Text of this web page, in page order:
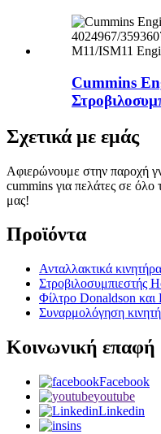
Cummins
Σχετικά με εμάς
Αφιερώνουμε στην παροχή
cummins για πελάτες σε όλο
μας!
Προϊόντα
Ανταλλακτικά
Στροβιλοσυμπιεστής
Φίλτρο Donaldson και
Συναρμολόγηση
Κοινωνική επαφή
Facebook
youtube
Linkedin
ins